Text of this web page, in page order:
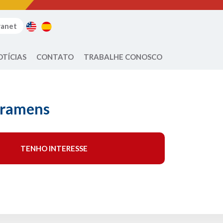
CONTATO TRABALHE CONOSCO
TENHO INTERESSE